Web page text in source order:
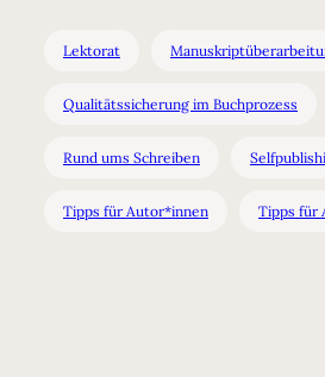
Lektorat
Qualitätssicherung im Buchprozess
Rund ums Schreiben
Tipps für Autor*innen Tipps für